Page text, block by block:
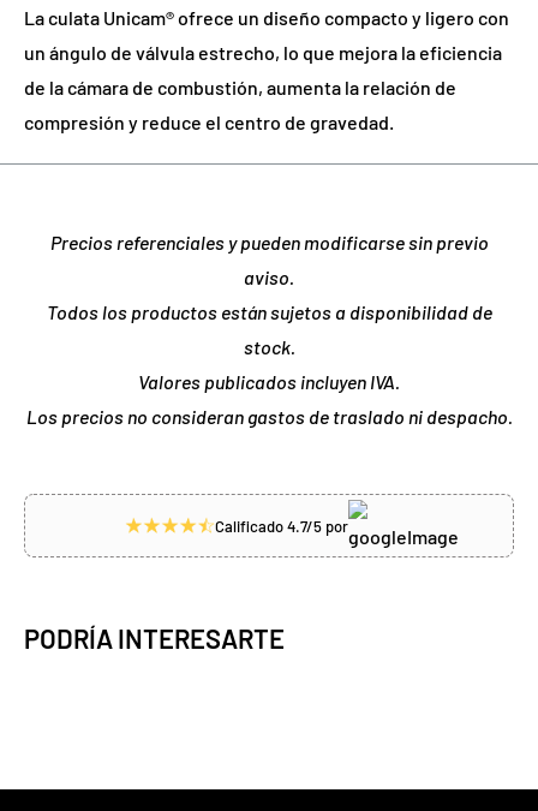
La culata Unicam® ofrece un diseño compacto y ligero con
un ángulo de válvula estrecho, lo que mejora la eficiencia
de la cámara de combustión, aumenta la relación de
compresión y reduce el centro de gravedad.
Precios referenciales y pueden modificarse sin previo
aviso.
Todos los productos están sujetos a disponibilidad de
stock.
Valores publicados incluyen IVA.
Los precios no consideran gastos de traslado ni despacho.
Calificado 4.7/5 por
PODRÍA INTERESARTE